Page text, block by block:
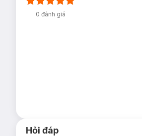
0 đánh giá
Hỏi đáp